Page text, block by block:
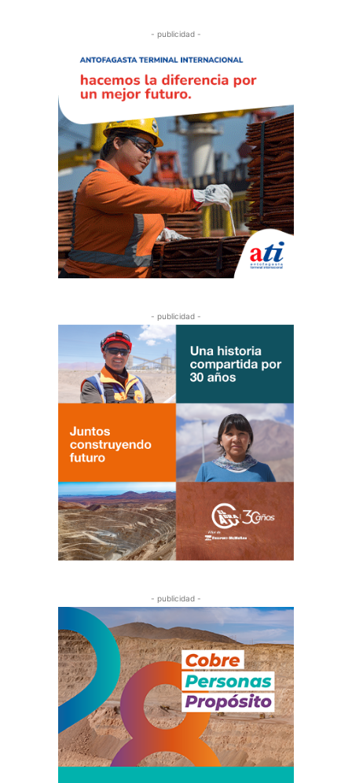
- publicidad -
- publicidad -
- publicidad -